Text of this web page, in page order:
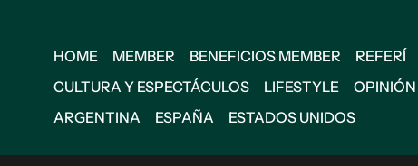
HOME MEMBER BENEFICIOS MEMBER REFERÍ
CULTURA Y ESPECTÁCULOS
LIFESTYLE OPINIÓN
ARGENTINA
ESPAÑA ESTADOS UNIDOS